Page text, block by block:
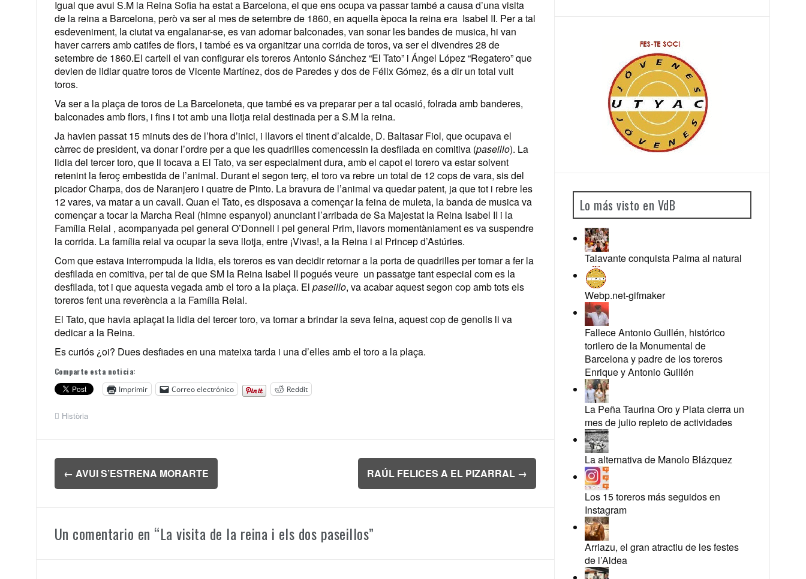
Igual que avui S.M la Reina Sofia ha estat a Barcelona, el que ens ocupa va passar també a causa d’una visita
de la reina a Barcelona, però va ser al mes de setembre de 1860, en aquella època la reina era Isabel II. Per a tal
esdeveniment, la ciutat va engalanar-se, es van adornar balconades, van sonar les bandes de musica, hi van
haver carrers amb catifes de flors, i també es va organitzar una corrida de toros, va ser el divendres 28 de
setembre de 1860.El cartell el van configurar els toreros Antonio Sánchez “El Tato” i Ángel López “Regatero” que
devien de lidiar quatre toros de Vicente Martínez, dos de Paredes y dos de Félix Gómez, és a dir un total vuit
toros.
Va ser a la plaça de toros de La Barceloneta, que també es va preparar per a tal ocasió, folrada amb banderes,
balconades amb flors, i fins i tot amb una llotja reial destinada per a S.M la reina.
Ja havien passat 15 minuts des de l’hora d’inici, i llavors el tinent d’alcalde, D. Baltasar Fiol, que ocupava el
càrrec de president, va donar l’ordre per a que les quadrilles comencessin la desfilada en comitiva (paseillo). La
lidia del tercer toro, que li tocava a El Tato, va ser especialment dura, amb el capot el torero va estar solvent
retenint la feroç embestida de l’animal. Durant el segon terç, el toro va rebre un total de 12 cops de vara, sis del
picador Charpa, dos de Naranjero i quatre de Pinto. La bravura de l’animal va quedar patent, ja que tot i rebre les
12 vares, va matar a un cavall. Quan el Tato, es disposava a començar la feina de muleta, la banda de musica va
començar a tocar la Marcha Real (himne espanyol) anunciant l’arribada de Sa Majestat la Reina Isabel II i la
Família Reial , acompanyada pel general O’Donnell i pel general Prim, llavors momentàniament es va suspendre
la corrida. La família reial va ocupar la seva llotja, entre ¡Vivas!, a la Reina i al Princep d’Astúries.
Com que estava interrompuda la lidia, els toreros es van decidir retornar a la porta de quadrilles per tornar a fer la
desfilada en comitiva, per tal de que SM la Reina Isabel II pogués veure un passatge tant especial com es la
desfilada, tot i que aquesta vegada amb el toro a la plaça. El paseillo, va acabar aquest segon cop amb tots els
toreros fent una reverència a la Família Reial.
El Tato, que havia aplaçat la lidia del tercer toro, va tornar a brindar la seva feina, aquest cop de genolls li va
dedicar a la Reina.
Es curiós ¿oi? Dues desfiades en una mateixa tarda i una d’elles amb el toro a la plaça.
Comparte esta noticia:
Imprimir
Correo electrónico Reddit
Història
Navegación
de← AVUI S’ESTRENA MORARTE RAÚL FELICES A EL PIZARRAL →
Un comentario en “La visita de la reina i els dos paseillos”
Lo más visto en VdB
Talavante conquista Palma al natural
Webp.net-gifmaker
Fallece Antonio Guillén, histórico
torilero de la Monumental de
Barcelona y padre de los toreros
Enrique y Antonio Guillén
La Peña Taurina Oro y Plata cierra un
mes de julio repleto de actividades
La alternativa de Manolo Blázquez
Los 15 toreros más seguidos en
Instagram
Arriazu, el gran atractiu de les festes
de l’Aldea